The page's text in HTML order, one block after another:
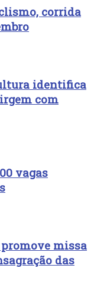
corrida
identifica
com
vagas
missa
das